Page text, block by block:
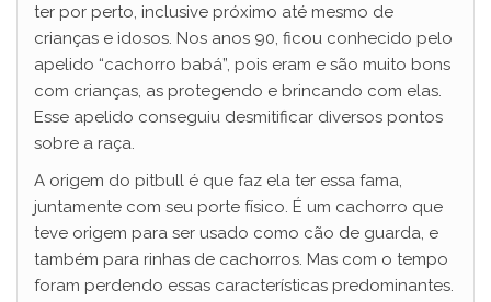
ter por perto, inclusive próximo até mesmo de
crianças e idosos. Nos anos 90, ficou conhecido pelo
apelido “cachorro babá”, pois eram e são muito bons
com crianças, as protegendo e brincando com elas.
Esse apelido conseguiu desmitificar diversos pontos
sobre a raça.
A origem do pitbull é que faz ela ter essa fama,
juntamente com seu porte físico. É um cachorro que
teve origem para ser usado como cão de guarda, e
também para rinhas de cachorros. Mas com o tempo
foram perdendo essas características predominantes.